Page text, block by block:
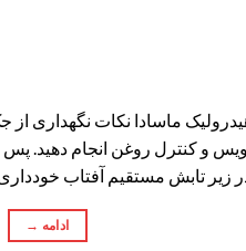
ماسادا نکات نگهداری
و کنترل روغن انجام دهید. پس
زیر تابش مستقیم آفتاب
ادامه →